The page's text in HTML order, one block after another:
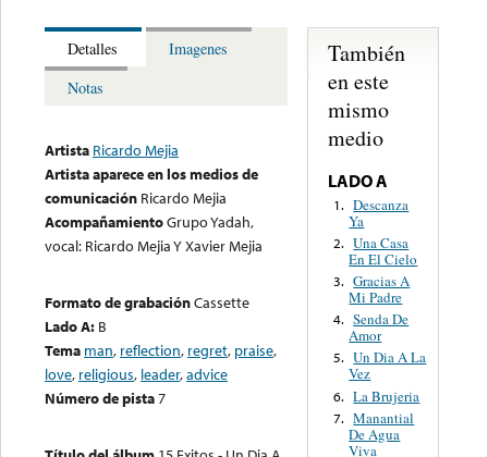
Detalles
Imagenes
Notas
Artista Ricardo Mejia
Artista aparece en los medios de
comunicación Ricardo Mejia
AcompañamientoGrupo Yadah,
vocal: Ricardo Mejia Y Xavier Mejia
Formato de grabaciónCassette
Lado A: B
Tema man, reflection, regret, praise,
love, religious, leader,advice
Número de pista7
También
en este
mismo
medio
LADO A
1. Descanza
Ya
2. Una Casa
En El Cielo
3. Gracias A
Mi Padre
4. Senda De
Amor
5. Un Dia A La
Vez
6. La Brujeria
7. Manantial
De Agua
Viva